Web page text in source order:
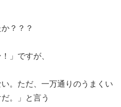
？？？
」ですが、
。ただ、一万通りのうまくい
。」と言う